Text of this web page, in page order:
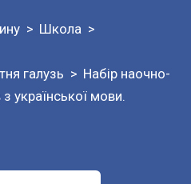
Школа
галузь
Набір наочно-
української мови.